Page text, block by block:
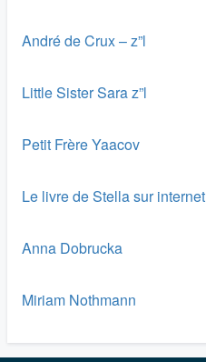
André de Crux – z”l
Little Sister Sara z”l
Petit Frère Yaacov
Le livre de Stella sur internet
Anna Dobrucka
Miriam Nothmann